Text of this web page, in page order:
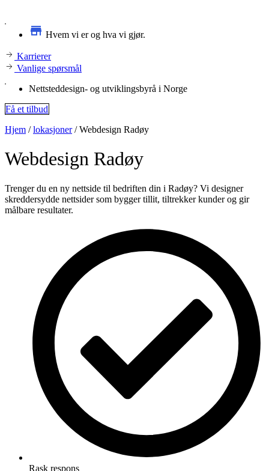
Hvem vi er og hva vi gjør.
Karrierer
Vanlige spørsmål
Nettsteddesign- og utviklingsbyrå i Norge
Få et tilbud
Hjem /lokasjoner/Webdesign Radøy
Webdesign Radøy
Trenger du en ny nettside til bedriften din i Radøy? Vi designer
skreddersydde nettsider som bygger tillit, tiltrekker kunder og gir
målbare resultater.
Rask respons